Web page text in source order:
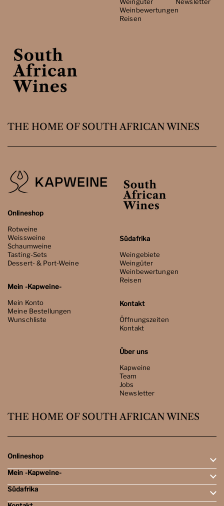
Weinbewertungen
Reisen
THE HOME OF SOUTH AFRICAN WINES
Onlineshop
Rotweine
Weissweine
Schaumweine
Tasting-Sets
Dessert- & Port-Weine
Mein -Kapweine-
Mein Konto
Meine Bestellungen
Wunschliste
Südafrika
Weingebiete
Weingüter
Weinbewertungen
Reisen
Kontakt
Öffnungszeiten
Kontakt
Über uns
Kapweine
Team
Jobs
Newsletter
THE HOME OF SOUTH AFRICAN WINES
Onlineshop
Rotweine
Weissweine
Schaumweine
Tasting-Sets
Mein -Kapweine-
Mein Konto
Meine Bestellungen
Südafrika